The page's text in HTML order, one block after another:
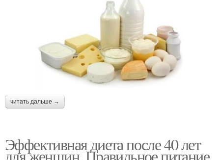
читать дальше →
Эффективная диета после 40 лет
для женщин. Правильное питание